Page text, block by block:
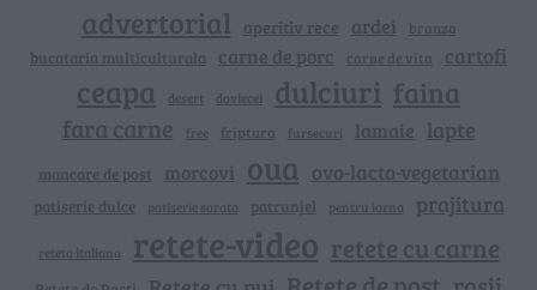
advertorial aperitiv rece ardei branza
bucataria multiculturala carne de porc carne de vita cartofi
ceapa desert dovlecei dulciuri faina
fara carne free friptura fursecuri lamaie lapte
mancare de post morcovi oua ovo-lacto-vegetarian
patiserie dulce patiserie sarata patrunjel pentru iarna prajitura
reteta italiana retete-video retete cu carne